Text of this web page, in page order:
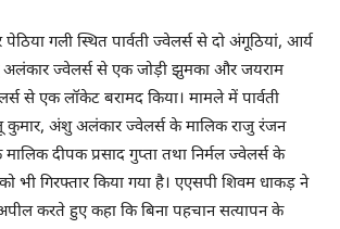
गली स्थित पार्वती ज्वेलर्स से दो अंगूठियां, आर्य
अलंकार ज्वेलर्स से एक जोड़ी झुमका और जयराम
से एक लॉकेट बरामद किया। मामले में पार्वती
कुमार, अंशु अलंकार ज्वेलर्स के मालिक राजु रंजन
मालिक दीपक प्रसाद गुप्ता तथा निर्मल ज्वेलर्स के
भी गिरफ्तार किया गया है। एएसपी शिवम धाकड़ ने
करते हुए कहा कि बिना पहचान सत्यापन के